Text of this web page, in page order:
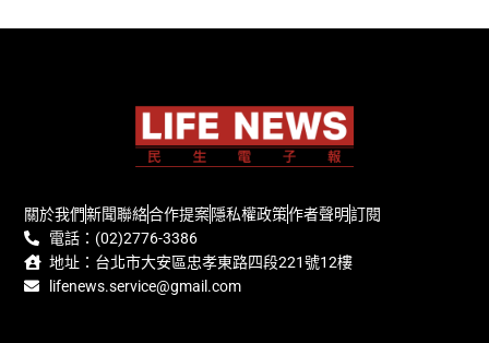
關於我們新聞聯絡合作提案隱私權政策作者聲明訂閱
電話：(02)2776-3386
地址：台北市大安區忠孝東路四段221號12樓
lifenews.service@gmail.com